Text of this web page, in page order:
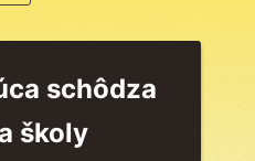
schôdza
školy